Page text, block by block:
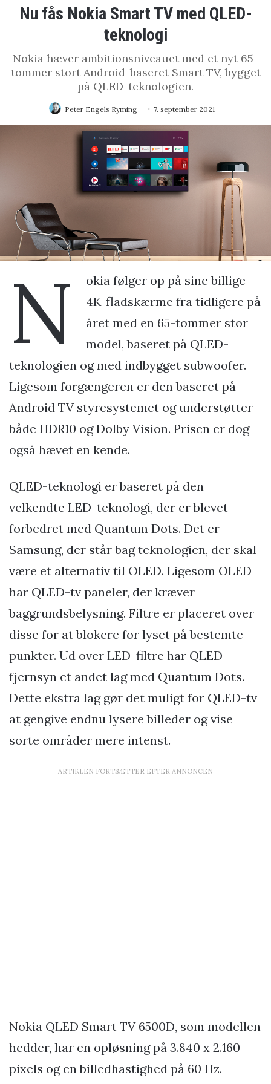
Nu fås Nokia Smart TV med QLED-
teknologi
Nokia hæver ambitionsniveauet med et nyt 65-
tommer stort Android-baseret Smart TV, bygget
på QLED-teknologien.
Peter Engels Ryming 7. september 2021
N
okia følger op på sine billige
4K-fladskærme fra tidligere på
året med en 65-tommer stor
model, baseret på QLED-
teknologien og med indbygget subwoofer.
Ligesom forgængeren er den baseret på
Android TV styresystemet og understøtter
både HDR10 og Dolby Vision. Prisen er dog
også hævet en kende.
QLED-teknologi er baseret på den
velkendte LED-teknologi, der er blevet
forbedret med Quantum Dots. Det er
Samsung, der står bag teknologien, der skal
være et alternativ til OLED. Ligesom OLED
har QLED-tv paneler, der kræver
baggrundsbelysning. Filtre er placeret over
disse for at blokere for lyset på bestemte
punkter. Ud over LED-filtre har QLED-
fjernsyn et andet lag med Quantum Dots.
Dette ekstra lag gør det muligt for QLED-tv
at gengive endnu lysere billeder og vise
sorte områder mere intenst.
ARTIKLEN FORTSÆTTER EFTER ANNONCEN
Nokia QLED Smart TV 6500D, som modellen
hedder, har en opløsning på 3.840 x 2.160
pixels og en billedhastighed på 60 Hz.